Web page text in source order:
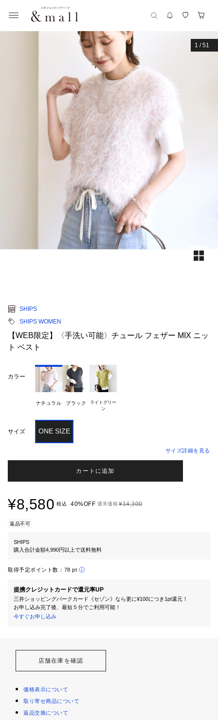
1 /51
SHIPS
SHIPS WOMEN
【WEB限定】〈手洗い可能〉チュール フェザー MIX ニッ
ト ベスト
カラー
ナチュラル ブラック
ライトグリー
サイズ ONE SIZE
サイズ詳細を見る
カートに追加
¥8,580 税込 40%OFF 通常価格¥14,300
返品不可
SHIPS
購入合計金額4,990円以上で送料無料
取得予定ポイント数： 78 pt
提携クレジットカードで還元率UP
三井ショッピングパークカード《セゾン》なら更に¥100につき1pt還元！
お申し込み完了後、最短５分でご利用可能！
今すぐお申し込み
店舗在庫を確認
価格表示について
取り寄せ商品について
返品交換について